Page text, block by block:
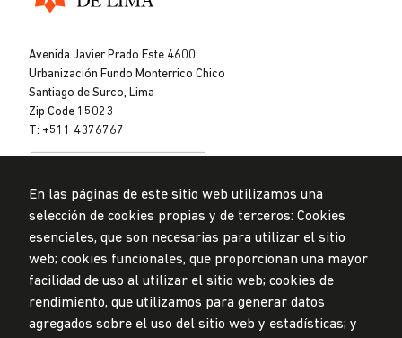
Lima
Avenida Javier Prado Este 4600
Urbanización Fundo Monterrico Chico
Santiago de Surco, Lima
Zip Code 15023
T: +511 4376767
Data Protection Policy
Submission Office
© Universidad de Lima, 2024
All Rights Reserved
En las páginas de este sitio web utilizamos una
selección de cookies propias y de terceros: Cookies
esenciales, que son necesarias para utilizar el sitio
web; cookies funcionales, que proporcionan una mayor
facilidad de uso al utilizar el sitio web; cookies de
rendimiento, que utilizamos para generar datos
agregados sobre el uso del sitio web y estadísticas; y